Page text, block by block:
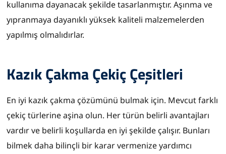
kullanıma dayanacak şekilde tasarlanmıştır. Aşınma ve
yıpranmaya dayanıklı yüksek kaliteli malzemelerden
yapılmış olmalıdırlar.
Kazık Çakma Çekiç Çeşitleri
En iyi kazık çakma çözümünü bulmak için. Mevcut farklı
çekiç türlerine aşina olun. Her türün belirli avantajları
vardır ve belirli koşullarda en iyi şekilde çalışır. Bunları
bilmek daha bilinçli bir karar vermenize yardımcı